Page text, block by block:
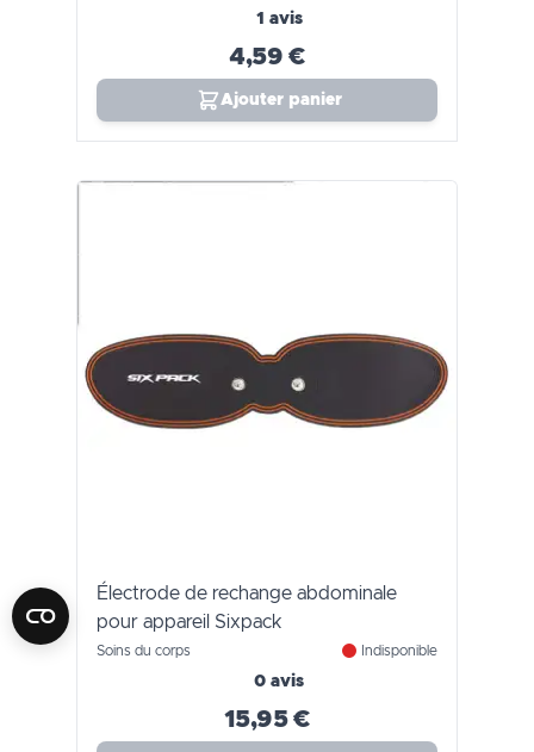
1 avis
4,59 €
Ajouter panier
Électrode de rechange abdominale
pour appareil Sixpack
Soins du corps Indisponible
0 avis
15,95 €